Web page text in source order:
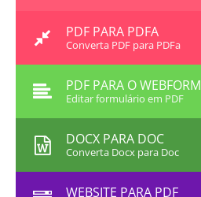
PDF PARA PDFA
Converta PDF para PDFa
PDF PARA O WEBFORM
Editar formulário em PDF
DOCX PARA DOC
Converta Docx para Doc
WEBSITE PARA PDF